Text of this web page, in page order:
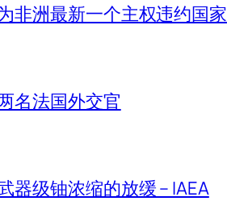
非洲最新一个主权违约国家
名法国外交官
器级铀浓缩的放缓 – IAEA